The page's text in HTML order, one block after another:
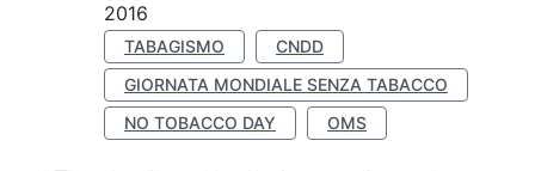
2016
TABAGISMO
CNDD
GIORNATA MONDIALE SENZA TABACCO
NO TOBACCO DAY
OMS